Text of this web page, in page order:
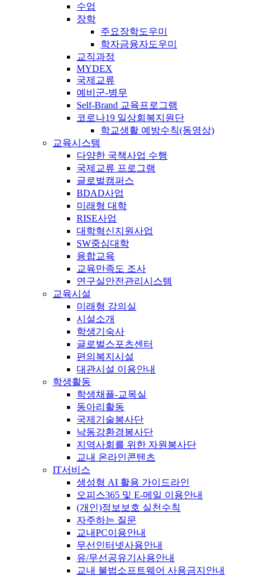
수업
장학
주요장학도우미
학자금융자도우미
교직과정
MYDEX
국제교류
예비군-병무
Self-Brand 교육프로그램
코로나19 일상회복지원단
학교생활 예방수칙(동영상)
교육시스템
다양한 국책사업 수행
국제교류 프로그램
글로벌캠퍼스
BDAD사업
미래형 대학
RISE사업
대학혁신지원사업
SW중심대학
융합교육
교육만족도 조사
연구실안전관리시스템
교육시설
미래형 강의실
시설소개
학생기숙사
글로벌스포츠센터
편의복지시설
대관시설 이용안내
학생활동
학생채플-교목실
동아리활동
국제기술봉사단
낙동강환경봉사단
지역사회를 위한 자원봉사단
교내 온라인콘텐츠
IT서비스
생성형 AI 활용 가이드라인
오피스365 및 E-메일 이용안내
(개인)정보보호 실천수칙
자주하는 질문
교내PC이용안내
무선인터넷사용안내
유/무선공유기사용안내
교내 불법소프트웨어 사용금지안내